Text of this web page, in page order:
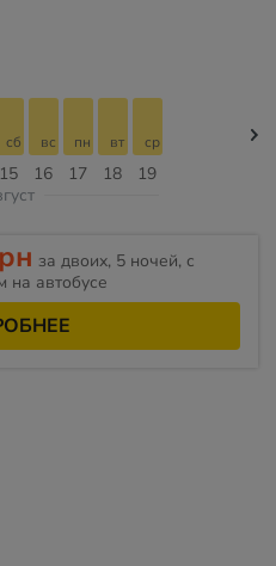
15
сб
16
вс
17
пн
18
вт
19
ср
за двоих, 5 ночей, с
на автобусе